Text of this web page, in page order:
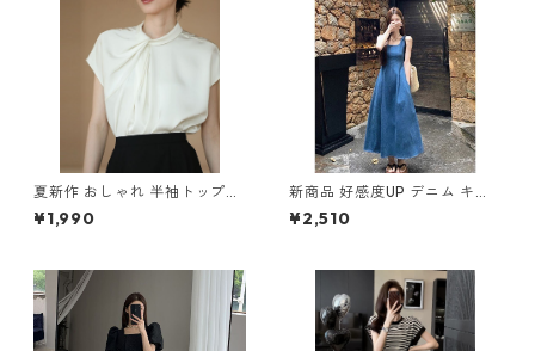
夏新作 おしゃれ 半袖トップス
m-284
¥1,990
新商品 好感度UP デニム キャ
ミワンピース m-274
¥2,510